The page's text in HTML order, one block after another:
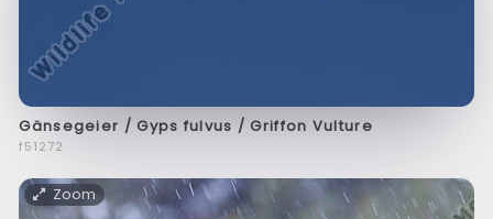
Gänsegeier / Gyps fulvus / Griffon Vulture
f51272
Zoom